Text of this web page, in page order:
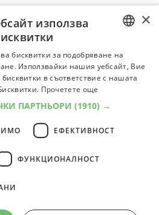
BULGARIAN
ENGLISH
×
използва
бисквитки за подобряване на
Използвайки нашия уебсайт, Вие
бисквитки в съответствие с нашата
Прочетете още
ПАРТНЬОРИ (1910) →
ЕФЕКТИВНОСТ
ФУНКЦИОНАЛНОСТ